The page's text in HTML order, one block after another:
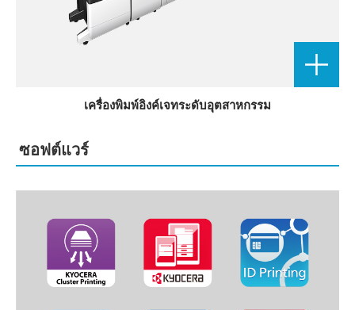
เครื่องพิมพ์อิงค์เจทระดับอุตสาหกรรม
ซอฟต์แวร์